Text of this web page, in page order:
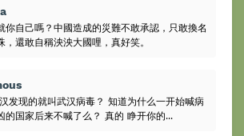
你自己嗎？中國造成的災難不敢承認，只敢換名
，還敢自稱泱泱大國哩，真好笑。
发现的就叫武汉病毒？ 知道为什么一开始喊病
的国家后来不喊了么？ 真的 睁开你的...